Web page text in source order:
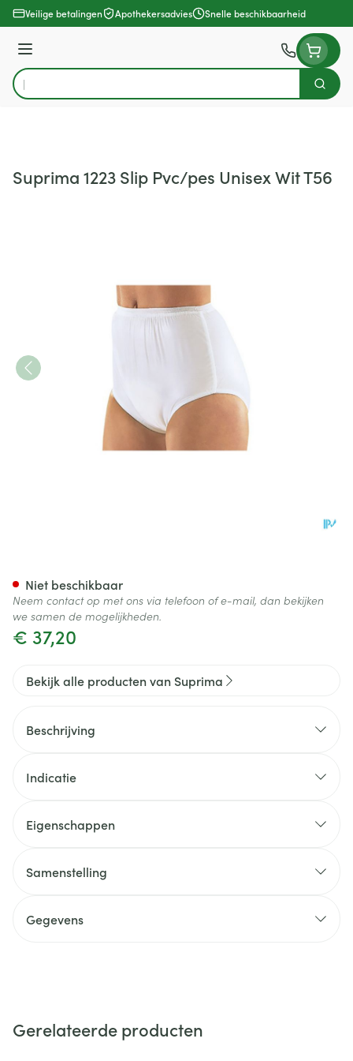
Ga naar de inhoud
Veilige betalingen Apothekersadvies Snelle beschikbaarheid
Menu
Product, merk, categorie...
Zoek
Suprima 1223 Slip Pvc/pes Unisex Wit T56
€ 37,20
Niet beschikbaar
Neem contact op met ons via telefoon of e-mail, dan bekijken
we samen de mogelijkheden.
Bekijk alle producten van Suprima
Beschrijving
Indicatie
Eigenschappen
Samenstelling
Gegevens
Gerelateerde producten